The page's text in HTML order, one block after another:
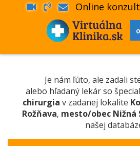
Online
Je nám ľúto, ale zadali
alebo hľadaný lekár so
chirurgia v zadanej lokalite
Rožňava, mesto/obec Nižná
našej